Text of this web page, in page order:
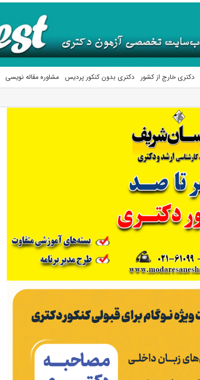
دکتری خارج از کشور دکتری بدون کنکور پردیس مشاوره مقاله نویسی